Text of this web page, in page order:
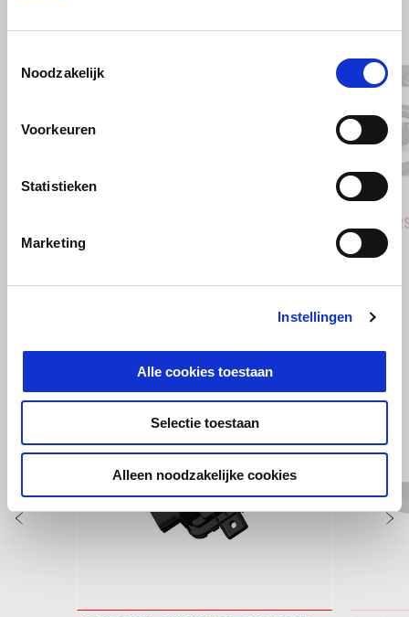
Noodzakelijk
Voorkeuren
Statistieken
Marketing
Instellingen
Alle cookies toestaan
Selectie toestaan
Alleen noodzakelijke cookies
Vorige
Replica
Aprilia
€ 8.650